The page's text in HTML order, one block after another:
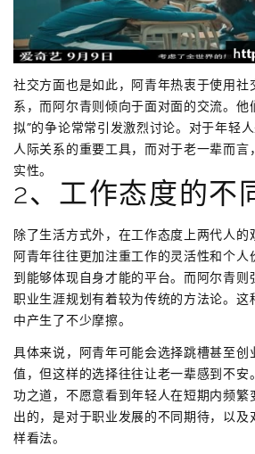
社交方面也是如此，阿青年热衷于使用社
系，而阿尔青则倾向于面对面的交流。他
拟”的争论常常引发激烈讨论。对于年轻
人际关系的重要工具，而对于老一辈而
实性。
2、工作态度的不
除了生活方式外，在工作态度上两代人的
阿青年往往更加注重工作的灵活性和个
到能够体现自身才能的平台。而阿尔青
职业生涯规划有着较为传统的方法论。这
中产生了不少摩擦。
具体来说，阿青年可能会选择跳槽甚至创
值，但这样的选择往往让老一辈感到不安
功之道，不愿意看到年轻人在短期内频繁
出的，是对于职业发展的不同期待，以
样看法。